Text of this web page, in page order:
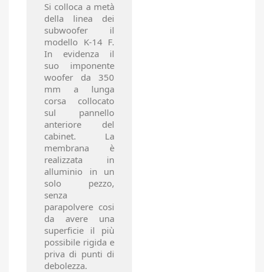
Si colloca a metà
della linea dei
subwoofer il
modello K-14 F.
In evidenza il
suo imponente
woofer da 350
mm a lunga
corsa collocato
sul pannello
anteriore del
cabinet. La
membrana è
realizzata in
alluminio in un
solo pezzo,
senza
parapolvere cosi
da avere una
superficie il più
possibile rigida e
priva di punti di
debolezza.